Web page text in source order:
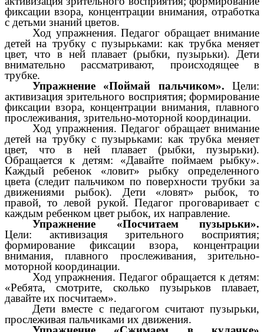
фиксации взора, концентрации внимания, отработка
с детьми знаний цветов.
Ход упражнения. Педагог обращает внимание
детей на трубку с пузырьками: как трубка меняет
цвет, что в ней плавает (рыбки, пузырьки). Дети
внимательно рассматривают, происходящее в
трубке.
Упражнение «Поймай пальчиком». Цели:
активизация зрительного восприятия; формирование
фиксации взора, концентрации внимания, плавного
прослеживания, зрительно-моторной координации.
Ход упражнения. Педагог обращает внимание
детей на трубку с пузырьками: как трубка меняет
цвет, что в ней плавает (рыбки, пузырьки).
Обращается к детям: «Давайте поймаем рыбку».
Каждый ребенок «ловит» рыбку определенного
цвета (следит пальчиком по поверхности трубки за
движениями рыбок). Дети «ловят» рыбок, то
правой, то левой рукой. Педагог проговаривает с
каждым ребенком цвет рыбок, их направление.
Упражнение «Посчитаем пузырьки».
Цели: активизация зрительного восприятия;
формирование фиксации взора, концентрации
внимания, плавного прослеживания, зрительно-
моторной координации.
Ход упражнения. Педагог обращается к детям:
«Ребята, смотрите, сколько пузырьков плавает,
давайте их посчитаем».
Дети вместе с педагогом считают пузырьки,
прослеживая пальчиками их движения.